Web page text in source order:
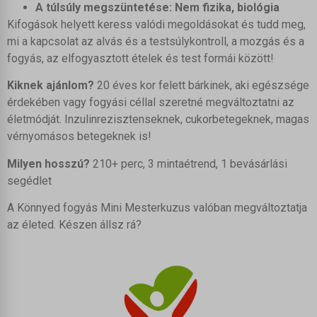
A túlsúly megszüntetése: Nem fizika, biológia
Kifogások helyett keress valódi megoldásokat és tudd meg,
mi a kapcsolat az alvás és a testsúlykontroll, a mozgás és a
fogyás, az elfogyasztott ételek és test formái között!
Kiknek ajánlom? 20 éves kor felett bárkinek, aki egészsége
érdekében vagy fogyási céllal szeretné megváltoztatni az
életmódját. Inzulinrezisztenseknek, cukorbetegeknek, magas
vérnyomásos betegeknek is!
Milyen hosszú? 210+ perc, 3 mintaétrend, 1 bevásárlási
segédlet
A Könnyed fogyás Mini Mesterkuzus valóban megváltoztatja
az életed. Készen állsz rá?
woocommerce_cart_hash
woocommerce_items_in_cart
wordpress_logged_in_*
wordpress_test_cookie
wp_lang
wp_woocommerce_session_*
wp-settings-*
mhcookie
circle_pending_login_method_345876
learndash_login_timestamp
pys_first_visit
pys_utm_campaign
pys_utm_medium
pysTrafficSource
_fbp
_gcl_aw
Részletek megjelenítése
_vwo_ds
_vwo_sn
_vwo_uuid
_vwo_uuid_v2
chatbase_anon_id
countDownStarted_ele_Ac18cx6JP6
countDownStarted_ele_Ac18cx6JP6_remaining
countDownStarted_ele_qn-6YD-aJz
countDownStarted_ele_qn-6YD-aJz_remaining